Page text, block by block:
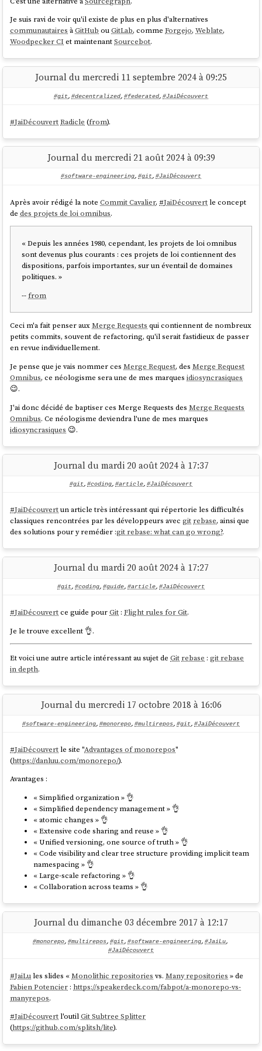
... efforts to addChange-IDas a supported header in
source
Un commentaire au sujet de l'article "First-class conflicts"
First-class conflicts
Unlike most other VCSs,
in commits. For example, if you rebase a commit and it
results in a conflict, the conflict will be recorded in the
rebased commit and the rebase operation will succeed. You
can then resolve the conflict whenever you want. Conflicted
states can be further rebased, merged, or backed out. Note
that what's stored in the commit is a logical representation
of the conflict, not conflict markers; rebasing a conflict
for how this works).
source
Je trouve cela très intéressant.
Voici une commande pour extraire un patch avec l'inclusion des
"Conflict markers" (je n'ai pas encore testé) :
$ jj diff --include-conflicts >
“Stacked PRs” is the practice of breaking up a large change
into smaller, individually reviewable PRs which can
source
le concept que j'expliquais souvent quand j'étais chez
En lisant ces articles, JaiDécouvert
git-rerere
Mercurial Changset Evolution
GitBulter(https://github.com/gitbutlerapp/gitbutler)
et j'ai "redécouvert" :
#JeSouhaiteLire
Working branches and the JJ "way"
codebase
Je suis ravi de voir qu'il existe de plus en plus d'alternatives
communautaires àGitHub ouGitLab, commeForgejo,Weblate,
Woodpecker CI et maintenantSourcebot.
Journal du mercredi 11 septembre 2024 à 09:25
#git, #decentralized, #federated, #JaiDécouvert
#JaiDécouvert Radicle (from).
Journal du mercredi 21 août 2024 à 09:39
#software-engineering, #git, #JaiDécouvert
Après avoir rédigé la noteCommit Cavalier, #JaiDécouvertle concept
dedes projets de loi omnibus.
« Depuis les années 1980, cependant, les projets de loi omnibus
sont devenus plus courants : ces projets de loi contiennent des
dispositions, parfois importantes, sur un éventail de domaines
politiques. »
--from
Ceci m'a fait penser auxMerge Requests qui contiennent de nombreux
petits commits, souvent de refactoring, qu'il serait fastidieux de passer
en revue individuellement.
Je pense que je vais nommer cesMerge Request, desMerge Request
Omnibus, ce néologisme sera une de mes marquesidiosyncrasiques
😉.
J'ai donc décidé de baptiser ces Merge Requests desMerge Requests
Omnibus. Ce néologisme deviendra l'une de mes marques
idiosyncrasiques 😉.
Journal du mardi 20 août 2024 à 17:37
#git, #coding, #article, #JaiDécouvert
#JaiDécouvertun article très intéressant qui répertorie les difficultés
classiques rencontrées par les développeurs avec git rebase, ainsi que
des solutions pour y remédier :git rebase: what can go wrong?.
Journal du mardi 20 août 2024 à 17:27
#git, #coding, #guide, #article, #JaiDécouvert
#JaiDécouvertce guide pourGit :Flight rules for Git.
Je le trouve excellent 👌.
Et voici une autre article intéressant au sujet deGit rebase : git rebase
in depth.
Journal du mercredi 17 octobre 2018 à 16:06
#software-engineering, #monorepo, #multirepos, #git, #JaiDécouvert
#JaiDécouvertle site "Advantages of monorepos"
(https://danluu.com/monorepo/).
Avantages :
« Simplified organization » 👌
« Simplified dependency management » 👌
« atomic changes » 👌
« Extensive code sharing and reuse » 👌
« Unified versioning, one source of truth » 👌
« Code visibility and clear tree structure providing implicit team
namespacing » 👌
« Large-scale refactoring » 👌
« Collaboration across teams » 👌
Journal du dimanche 03 décembre 2017 à 12:17
#monorepo, #multirepos, #git, #software-engineering, #JaiLu,
#JaiDécouvert
#JaiLules slides «Monolithic repositories vs.Many repositories » de
Fabien Potencier : https://speakerdeck.com/fabpot/a-monorepo-vs-
manyrepos.
#JaiDécouvertl'outilGit Subtree Splitter
(https://github.com/splitsh/lite).